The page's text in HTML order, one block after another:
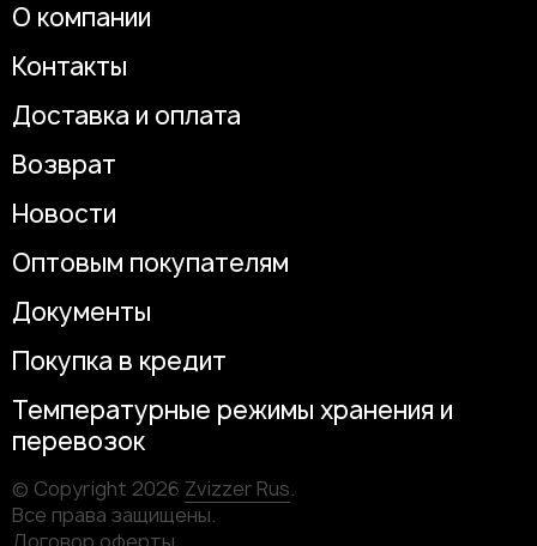
О компании
Контакты
Доставка и оплата
Возврат
Новости
Оптовым покупателям
Документы
Покупка в кредит
Температурные режимы хранения и
перевозок
© Copyright 2026 Zvizzer Rus.
Все права защищены.